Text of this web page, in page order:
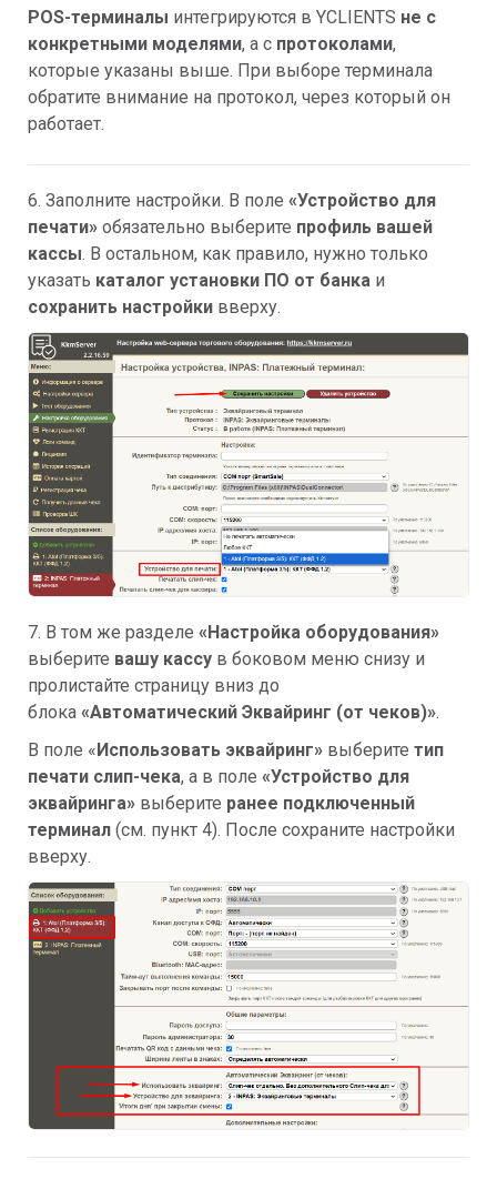
POS-терминалы интегрируются в YCLIENTS не с
конкретными моделями, а с протоколами,
которые указаны выше. При выборе терминала
обратите внимание на протокол, через который он
работает.
6. Заполните настройки. В поле «Устройство для
печати» обязательно выберите профиль вашей
кассы. В остальном, как правило, нужно только
указать каталог установки ПО от банка и
сохранить настройки вверху.
7. В том же разделе «Настройка оборудования»
выберите вашу кассу в боковом меню снизу и
пролистайте страницу вниз до
блока «Автоматический Эквайринг (от чеков)».
В поле «Использовать эквайринг» выберите тип
печати слип-чека, а в поле «Устройство для
эквайринга» выберите ранее подключенный
терминал (см. пункт 4). После сохраните настройки
вверху.